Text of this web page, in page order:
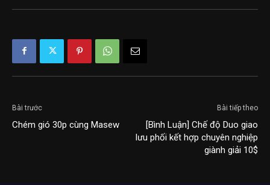
Bài trước
Chém gió 30p cùng Masew
Bài tiếp theo
[Bình Luận] Chế độ Duo giao
lưu phối kết hợp chuyên nghiệp
giành giải 10$